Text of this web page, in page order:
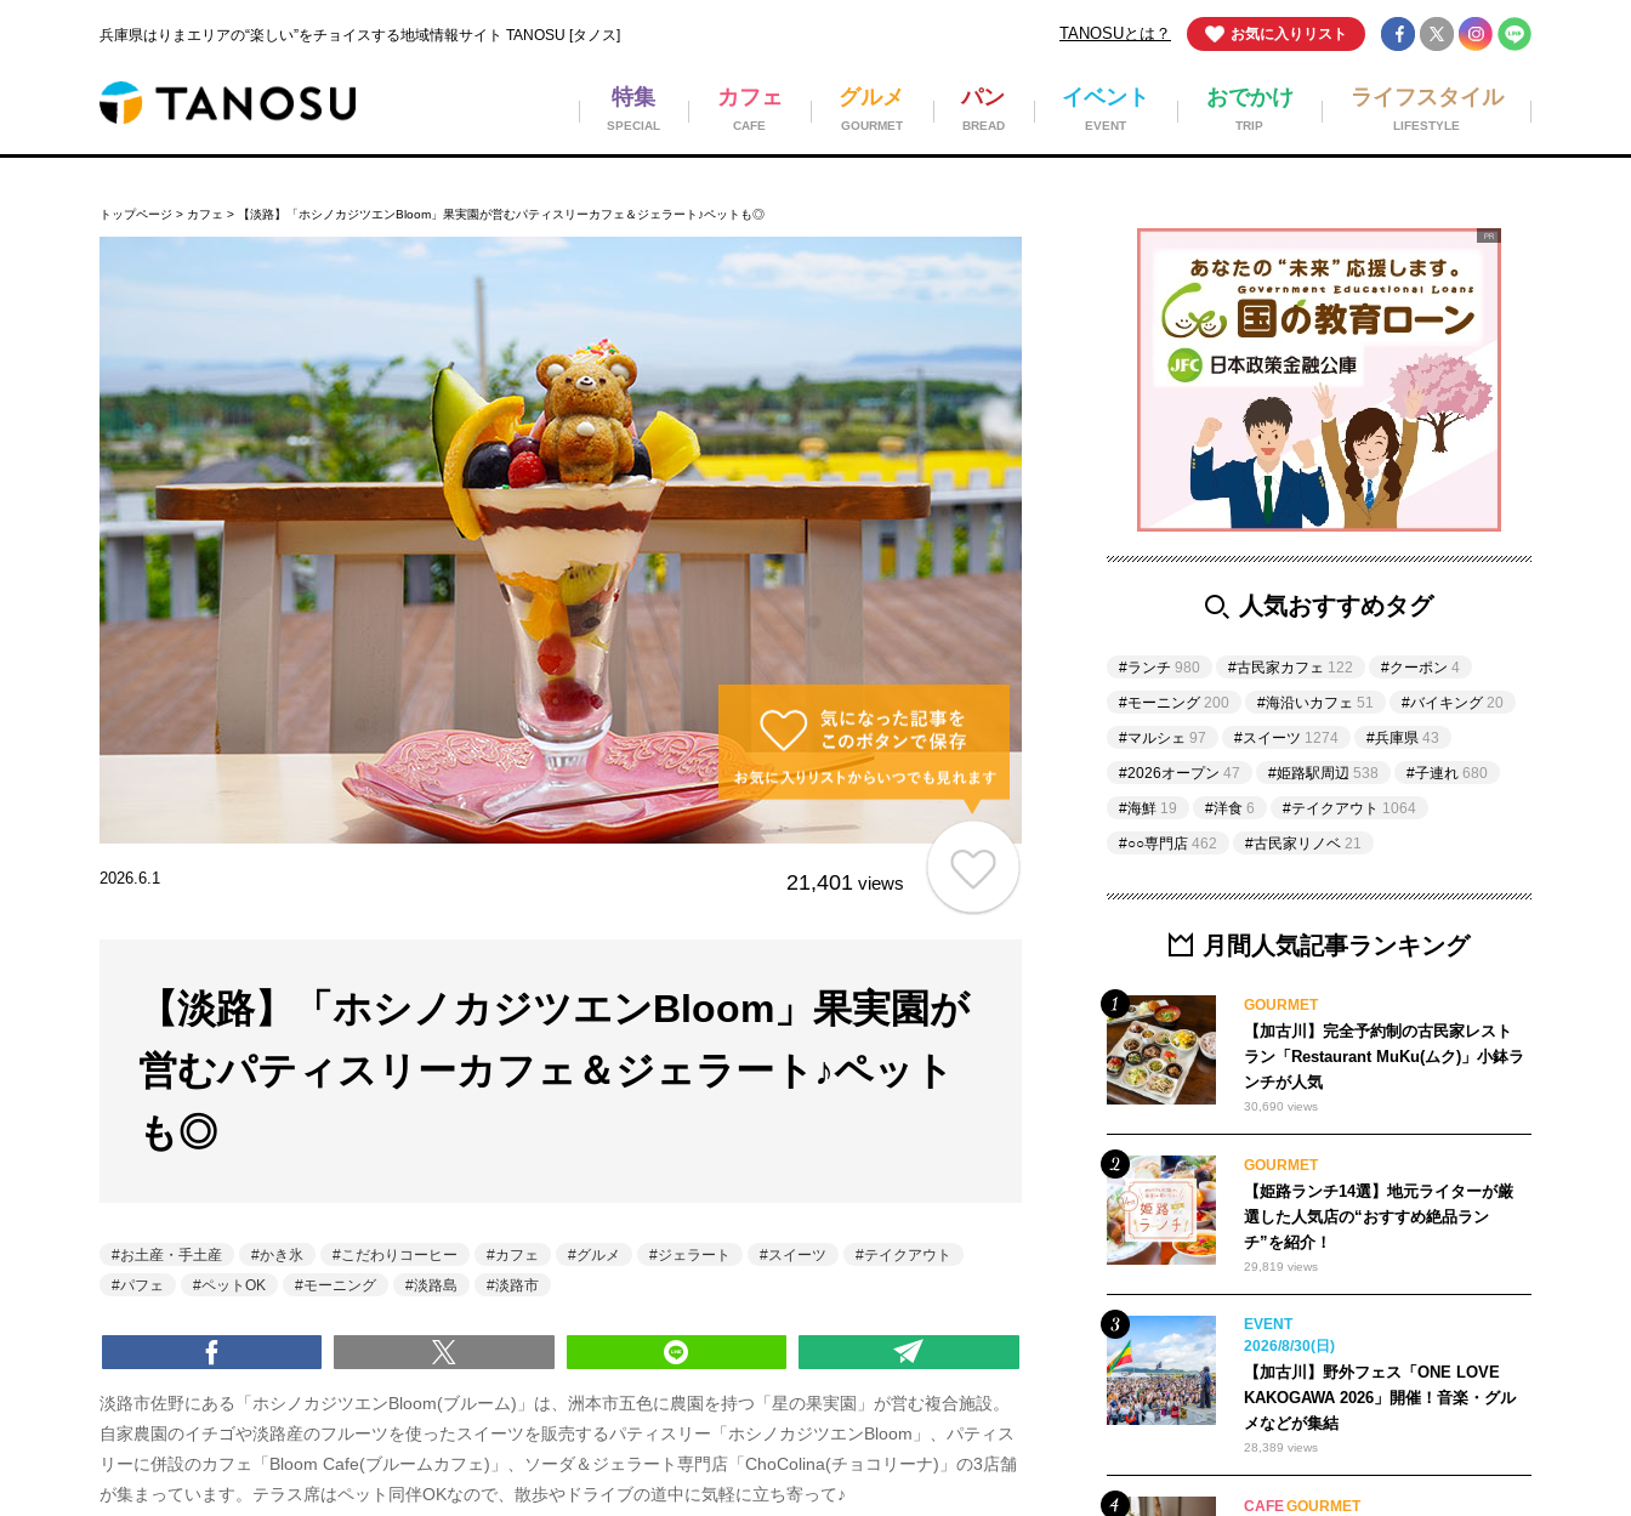
兵庫県はりまエリアの“楽しい”をチョイスする地域情報サイト TANOSU [タノス] お気に入りリスト
TANOSUとは？
ライフスタイル
LIFESTYLE
おでかけ
TRIP
イベント
EVENT
パン
BREAD
グルメ
GOURMET
カフェ
CAFE
特集
SPECIAL
トップページ > カフェ > 【淡路】「ホシノカジツエンBloom」果実園が営むパティスリーカフェ＆ジェラート♪ペットも◎
2026.6.1 21,401 views
【淡路】「ホシノカジツエンBloom」果実園が
営むパティスリーカフェ＆ジェラート♪ペット
も◎
お土産・手土産 かき氷 こだわりコーヒー カフェ グルメ ジェラート スイーツ
テイクアウト
パフェ
ペットOK モーニング 淡路島 淡路市
淡路市佐野にある「ホシノカジツエンBloom(ブルーム)」は、洲本市五色に農園を持つ「星の果実園」が営む複合施設。
自家農園のイチゴや淡路産のフルーツを使ったスイーツを販売するパティスリー「ホシノカジツエンBloom」、パティス
リーに併設のカフェ「Bloom Cafe(ブルームカフェ)」、ソーダ＆ジェラート専門店「ChoColina(チョコリーナ)」の3店舗
が集まっています。テラス席はペット同伴OKなので、散歩やドライブの道中に気軽に立ち寄って♪
人気おすすめタグ
#ランチ 980 #古民家カフェ 122 #クーポン 4
#モーニング 200 #海沿いカフェ 51 #バイキング 20
#マルシェ 97 #スイーツ 1274 #兵庫県 43
#2026オープン 47 #姫路駅周辺 538 #子連れ 680
#海鮮 19 #洋食 6 #テイクアウト 1064
#○○専門店 462 #古民家リノベ 21
月間人気記事ランキング
GOURMET
【加古川】完全予約制の古民家レスト
ラン「Restaurant MuKu(ムク)」小鉢ラ
ンチが人気
30,690 views
GOURMET
【姫路ランチ14選】地元ライターが厳
選した人気店の“おすすめ絶品ラン
チ”を紹介！
29,819 views
EVENT
2026/8/30(日)
【加古川】野外フェス「ONE LOVE
KAKOGAWA 2026」開催！音楽・グル
メなどが集結
28,389 views
CAFEGOURMET